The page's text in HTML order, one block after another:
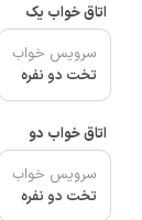
اتاق خواب یک
سرویس خواب
تخت دو نفره
اتاق خواب دو
سرویس خواب
تخت دو نفره